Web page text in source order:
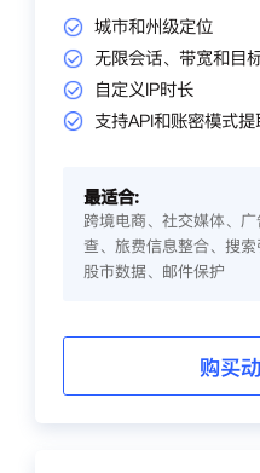
城市和州级定位
无限会话、带宽和目
自定义IP时长
支持API和账密模式提
最适合:
跨境电商、社交媒体、
查、旅费信息整合、搜
股市数据、邮件保护
购买